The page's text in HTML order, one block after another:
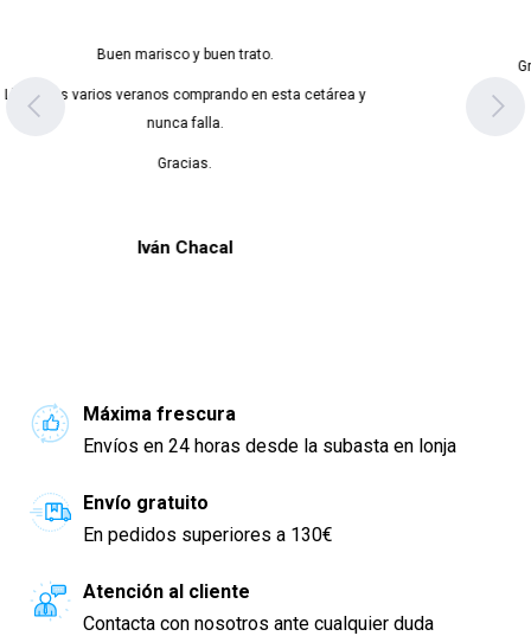
Gran calidad. En plena ola de calor nos hemos llevado
Madrid unos berberechos y un buey. Nos los han
empaquetado y han llegado en perfecto estado de
Máxima frescura
Envíos en 24 horas desde la subasta en lonja
Envío gratuito
En pedidos superiores a 130€
Atención al cliente
Contacta con nosotros ante cualquier duda